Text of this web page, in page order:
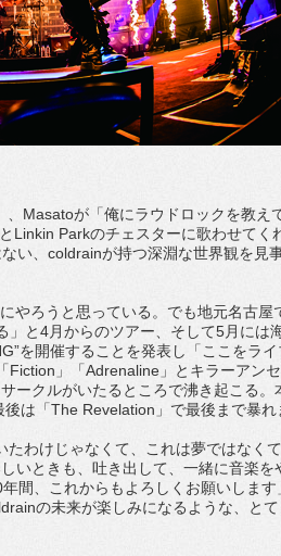
Masatoが「俺にラウドロックを教え
Linkin Parkのチェスターに歌わせてく
い、coldrainが持つ深淵な世界観を見
やろうと思っている。でも地元名古屋
と4月からのツアー、そして5月には
を開催することを発表し「ここをラ
」「Adrenaline」とキラーアン
ークルがいたるところで沸き起こる。
は「The Revelation」で最後まで暴れ
わけじゃなくて、これは夢ではなく
いときも、吐き出して、一緒に音楽を
間、これからもよろしくお願いします
の未来が楽しみになるような、とて